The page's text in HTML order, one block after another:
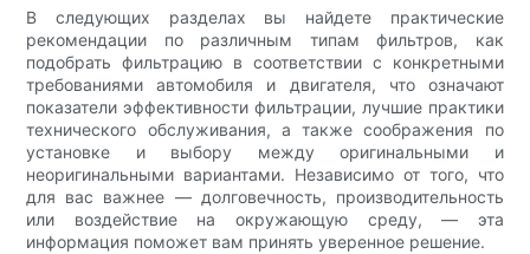
В следующих разделах вы найдете практические
рекомендации по различным типам фильтров, как
подобрать фильтрацию в соответствии с конкретными
требованиями автомобиля и двигателя, что означают
показатели эффективности фильтрации, лучшие практики
технического обслуживания, а также соображения по
установке и выбору между оригинальными и
неоригинальными вариантами. Независимо от того, что
для вас важнее — долговечность, производительность
или воздействие на окружающую среду, — эта
информация поможет вам принять уверенное решение.